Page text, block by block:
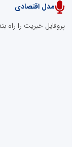
پایگاه خبری
مدل اقتصادی
پروفایل خبریت را راه